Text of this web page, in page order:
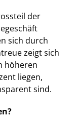
der
sich durch
zeigt sich
höheren
liegen,
sind.